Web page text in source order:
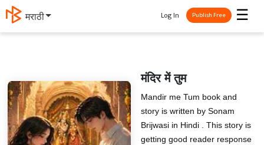
मराठी ☰
Log In Publish Free
मंदिर में तुम
Mandir me Tum book and
story is written by Sonam
Brijwasi in Hindi . This story is
getting good reader response